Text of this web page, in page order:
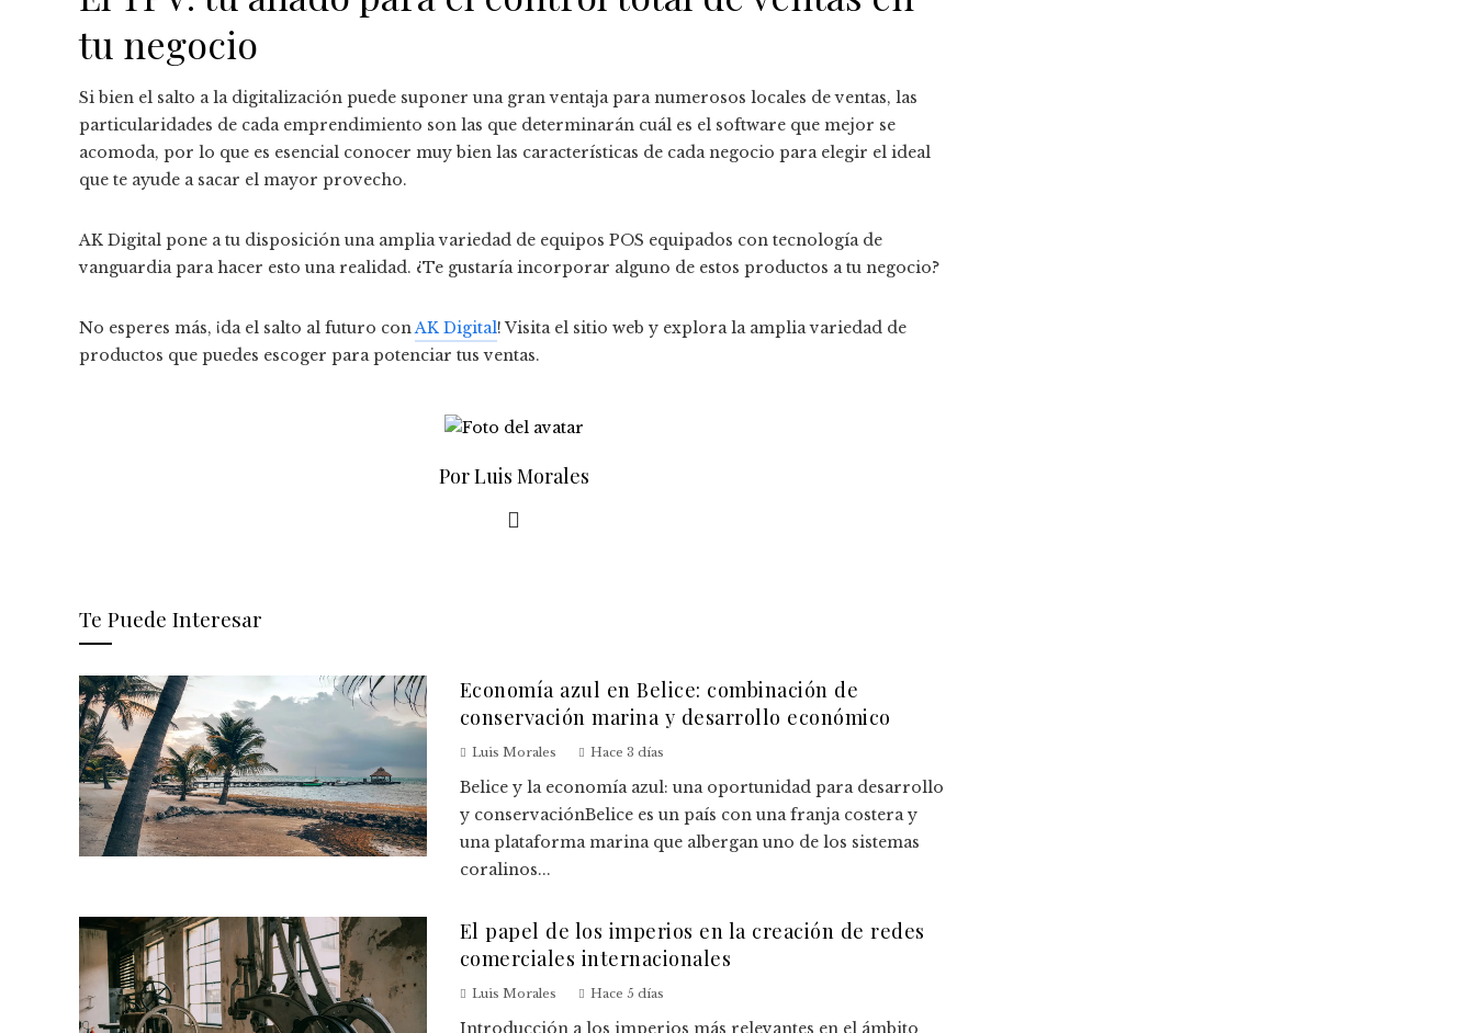
tu negocio
Si bien el salto a la digitalización puede suponer una gran ventaja para numerosos locales de ventas, las
particularidades de cada emprendimiento son las que determinarán cuál es el software que mejor se
acomoda, por lo que es esencial conocer muy bien las características de cada negocio para elegir el ideal
que te ayude a sacar el mayor provecho.
AK Digital pone a tu disposición una amplia variedad de equipos POS equipados con tecnología de
vanguardia para hacer esto una realidad. ¿Te gustaría incorporar alguno de estos productos a tu negocio?
No esperes más, ¡da el salto al futuro conAK Digital! Visita el sitio web y explora la amplia variedad de
productos que puedes escoger para potenciar tus ventas.
Por Luis Morales
Te Puede Interesar
Economía azul en Belice: combinación de
conservación marina y desarrollo económico
Luis Morales Hace 3 días
Belice y la economía azul: una oportunidad para desarrollo
y conservaciónBelice es un país con una franja costera y
una plataforma marina que albergan uno de los sistemas
coralinos...
El papel de los imperios en la creación de redes
comerciales internacionales
Luis Morales Hace 5 días
Introducción a los imperios más relevantes en el ámbito